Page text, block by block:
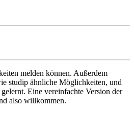
melden können. Außerdem
studip ähnliche Möglichkeiten, und
Eine vereinfachte Version der
also willkommen.